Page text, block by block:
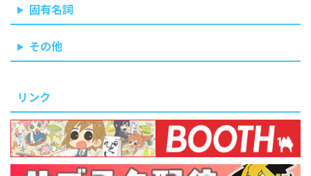
固有名詞
その他
リンク